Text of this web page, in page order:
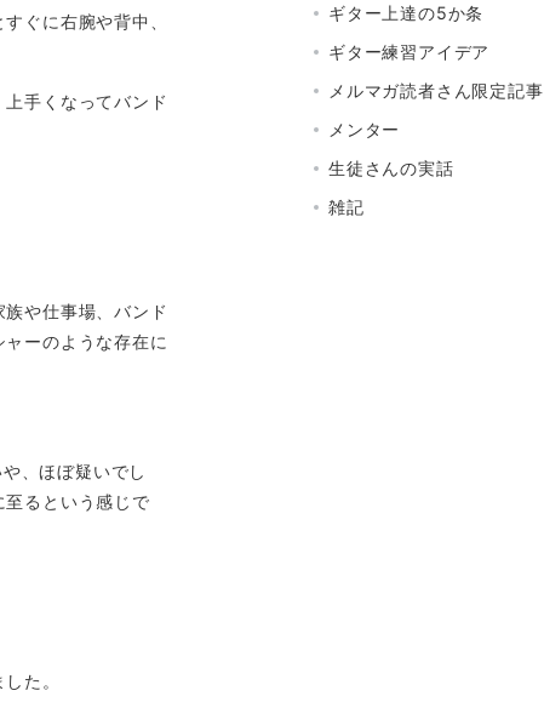
ぐに右腕や背中、
手くなってバンド
や仕事場、バンド
ーのような存在に
、ほぼ疑いでし
るという感じで
た。
ギター上達の5か条
ギター練習アイデア
メルマガ読者さん限定記事
メンター
生徒さんの実話
雑記